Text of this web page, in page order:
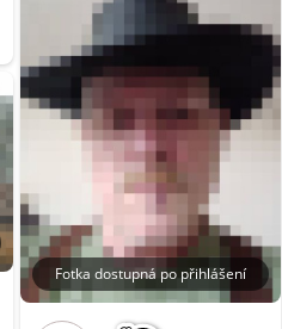
Fotka dostupná po přihlášení